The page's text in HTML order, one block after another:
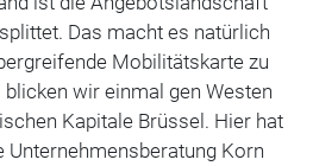
Das macht es natürlich
Mobilitätskarte zu
wir einmal gen Westen
Kapitale Brüssel. Hier hat
Unternehmensberatung Korn